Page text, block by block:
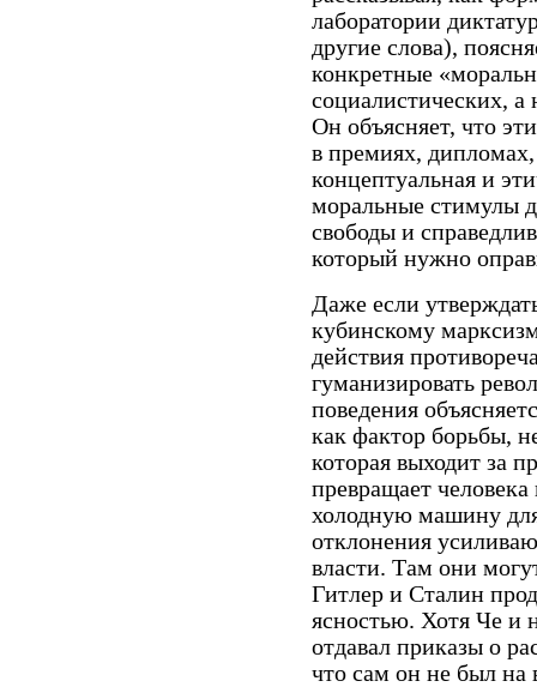
лаборатории
другие слова),
конкретные
социалистических, а
Он объясняет, что
в премиях, дипломах,
концептуальная и
моральные стимулы
свободы и
который нужно
Даже если
кубинскому
действия
гуманизировать
поведения
как фактор борьбы,
которая выходит за
превращает
холодную машину
отклонения
власти. Там они
Гитлер и Сталин
ясностью. Хотя Че и
отдавал приказы о
что сам он не был на